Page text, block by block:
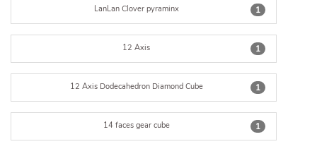
1
LanLan Clover pyraminx
1
12 Axis
1
12 Axis Dodecahedron Diamond Cube
1
14 faces gear cube